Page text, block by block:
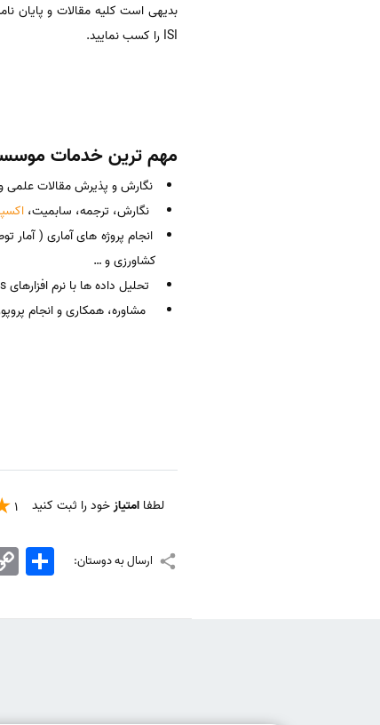
ISI را کسب نمایید.
مهم ترین خدمات
نگارش و پذیرش مقالات علمی
نگارش، ترجمه، سابمیت،
انجام پروژه های آماری (
کشاورزی و …
تحلیل داده ها با نرم افزارهای Multilog,Amos Bilog, Lisrel, Spss, Comprensive Meta Analisis
مشاوره، همکاری و انجام
لطفا امتیازخود را ثبت کنید 1
ارسال به دوستان: Copy اشتراک